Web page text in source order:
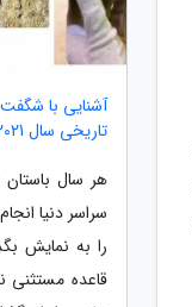
آشنایی با شگفت
تاریخی سال 2021
هر سال
سراسر دنیا
قاعده مستثنی